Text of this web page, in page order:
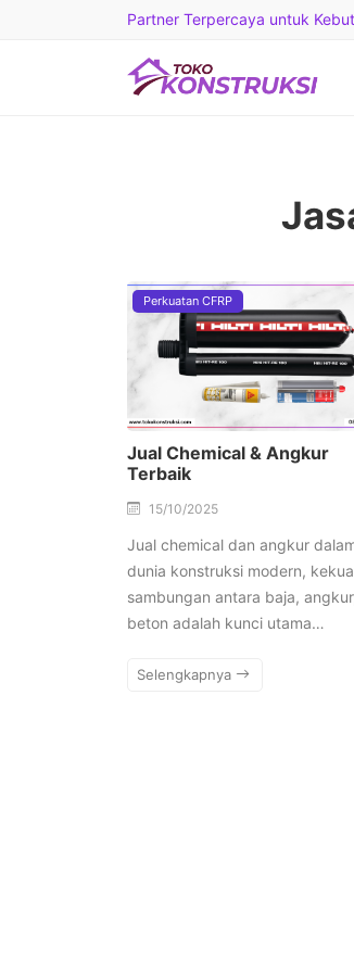
Partner Terpercaya untuk
Perkuatan CFRP
Jual Chemical & Angkur
Terbaik
15/10/2025
Jual chemical dan angkur
dunia konstruksi modern,
sambungan antara baja,
beton adalah kunci utama…
Selengkapnya